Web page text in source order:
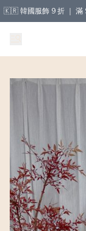
🇰🇷 韓國服飾 9 折 ｜ 滿